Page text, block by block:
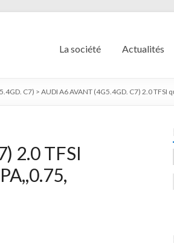
La société Actualités
C7) > AUDI A6 AVANT (4G5.4GD. C7) 2.0
2.0 TFSI